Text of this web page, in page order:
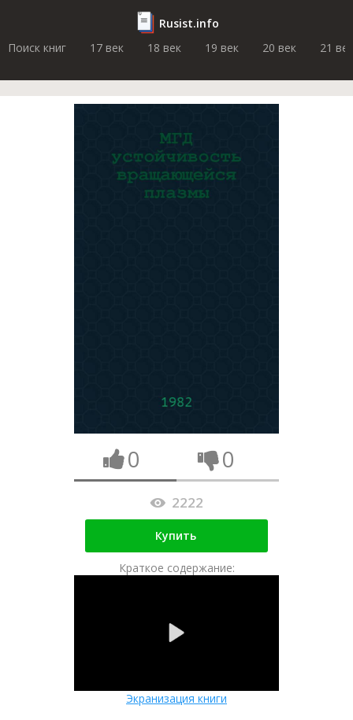
Rusist.info
Поиск книг
17 век 18 век 19 век 20 век 21 век
0 0
2222
Купить
Краткое содержание:
Экранизация книги